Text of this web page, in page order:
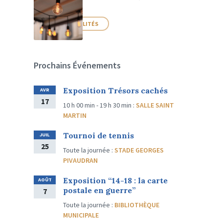
PLUS D'ACTUALITÉS
Prochains Événements
AVR
17
Exposition Trésors cachés
10 h 00 min - 19 h 30 min :SALLE SAINT
MARTIN
JUIL
25
Tournoi de tennis
Toute la journée :STADE GEORGES
PIVAUDRAN
AOÛT
7
Exposition “14-18 : la carte
postale en guerre”
Toute la journée : BIBLIOTHÈQUE
MUNICIPALE